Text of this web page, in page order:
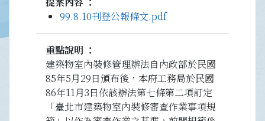
99.8.10刊登公報條文.pdf
重點說明
建築物室內裝修管理辦法自內政部於民國
85年5月29日頒布後，本府工務局於民國
86年11月3日依該辦法第七條第二項訂定
「臺北市建築物室內裝修審查作業事項規